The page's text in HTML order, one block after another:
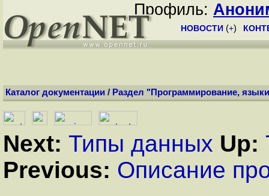
Профиль:
НОВОСТИ (+)
Каталог документации / Раздел "Программирование,
Next: Типы данных Up:
Previous: Описание